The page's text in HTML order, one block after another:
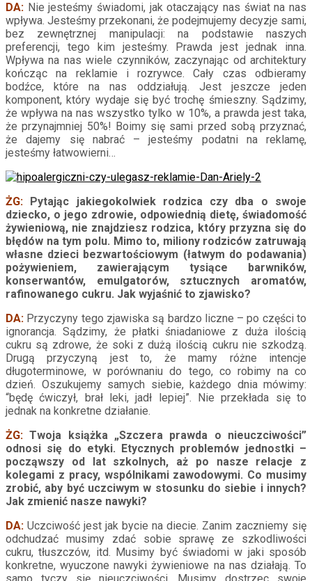
DA: Nie jesteśmy świadomi, jak otaczający nas świat na nas
wpływa. Jesteśmy przekonani, że podejmujemy decyzje sami,
bez zewnętrznej manipulacji: na podstawie naszych
preferencji, tego kim jesteśmy. Prawda jest jednak inna.
Wpływa na nas wiele czynników, zaczynając od architektury
kończąc na reklamie i rozrywce. Cały czas odbieramy
bodźce, które na nas oddziałują. Jest jeszcze jeden
komponent, który wydaje się być trochę śmieszny. Sądzimy,
że wpływa na nas wszystko tylko w 10%, a prawda jest taka,
że przynajmniej 50%! Boimy się sami przed sobą przyznać,
że dajemy się nabrać – jesteśmy podatni na reklamę,
jesteśmy łatwowierni…
ŻG: Pytając jakiegokolwiek rodzica czy dba o swoje
dziecko, o jego zdrowie, odpowiednią dietę, świadomość
żywieniową, nie znajdziesz rodzica, który przyzna się do
błędów na tym polu. Mimo to, miliony rodziców zatruwają
własne dzieci bezwartościowym (łatwym do podawania)
pożywieniem, zawierającym tysiące barwników,
konserwantów, emulgatorów, sztucznych aromatów,
rafinowanego cukru. Jak wyjaśnić to zjawisko?
DA: Przyczyny tego zjawiska są bardzo liczne – po części to
ignorancja. Sądzimy, że płatki śniadaniowe z duża ilością
cukru są zdrowe, że soki z dużą ilością cukru nie szkodzą.
Drugą przyczyną jest to, że mamy różne intencje
długoterminowe, w porównaniu do tego, co robimy na co
dzień. Oszukujemy samych siebie, każdego dnia mówimy:
“będę ćwiczył, brał leki, jadł lepiej”. Nie przekłada się to
jednak na konkretne działanie.
ŻG: Twoja książka „Szczera prawda o nieuczciwości”
odnosi się do etyki. Etycznych problemów jednostki –
począwszy od lat szkolnych, aż po nasze relacje z
kolegami z pracy, wspólnikami zawodowymi. Co musimy
zrobić, aby być uczciwym w stosunku do siebie i innych?
Jak zmienić nasze nawyki?
DA: Uczciwość jest jak bycie na diecie. Zanim zaczniemy się
odchudzać musimy zdać sobie sprawę ze szkodliwości
cukru, tłuszczów, itd. Musimy być świadomi w jaki sposób
konkretne, wyuczone nawyki żywieniowe na nas działają. To